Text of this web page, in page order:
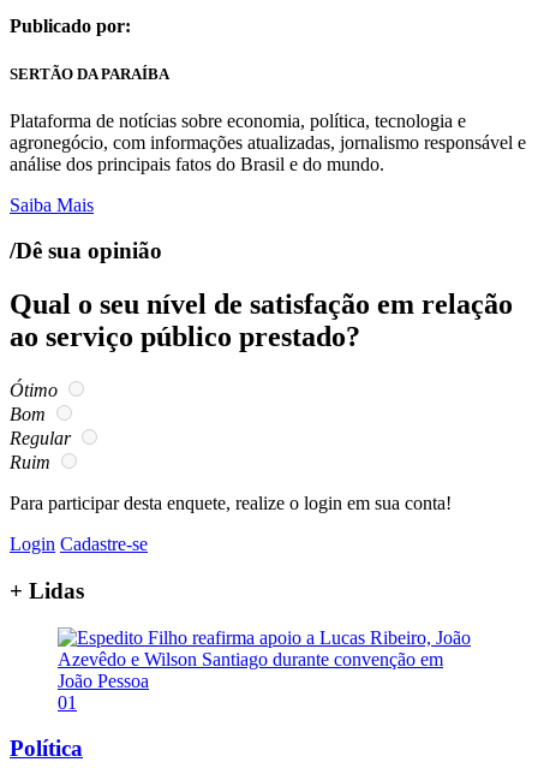
Publicado por:
SERTÃO DA PARAÍBA
Plataforma de notícias sobre economia, política, tecnologia e
agronegócio, com informações atualizadas, jornalismo responsável e
análise dos principais fatos do Brasil e do mundo.
Saiba Mais
/Dê sua opinião
Qual o seu nível de satisfação em relação
ao serviço público prestado?
Ótimo
Bom
Regular
Ruim
Para participar desta enquete, realize o login em sua conta!
Login Cadastre-se
+ Lidas
01
Política